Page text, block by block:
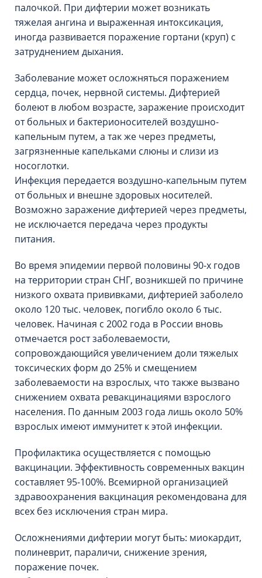
палочкой. При дифтерии может возникать
тяжелая ангина и выраженная интоксикация,
иногда развивается поражение гортани (круп) с
затруднением дыхания.
Заболевание может осложняться поражением
сердца, почек, нервной системы. Дифтерией
болеют в любом возрасте, заражение происходит
от больных и бактерионосителей воздушно-
капельным путем, а так же через предметы,
загрязненные капельками слюны и слизи из
носоглотки.
Инфекция передается воздушно-капельным путем
от больных и внешне здоровых носителей.
Возможно заражение дифтерией через предметы,
не исключается передача через продукты
питания.
Во время эпидемии первой половины 90-х годов
на территории стран СНГ, возникшей по причине
низкого охвата прививками, дифтерией заболело
около 120 тыс. человек, погибло около 6 тыс.
человек. Начиная с 2002 года в России вновь
отмечается рост заболеваемости,
сопровождающийся увеличением доли тяжелых
токсических форм до 25% и смещением
заболеваемости на взрослых, что также вызвано
снижением охвата ревакцинациями взрослого
населения. По данным 2003 года лишь около 50%
взрослых имеют иммунитет к этой инфекции.
Профилактика осуществляется с помощью
вакцинации. Эффективность современных вакцин
составляет 95-100%. Всемирной организацией
здравоохранения вакцинация рекомендована для
всех без исключения стран мира.
Осложнениями дифтерии могут быть: миокардит,
полиневрит, параличи, снижение зрения,
поражение почек.